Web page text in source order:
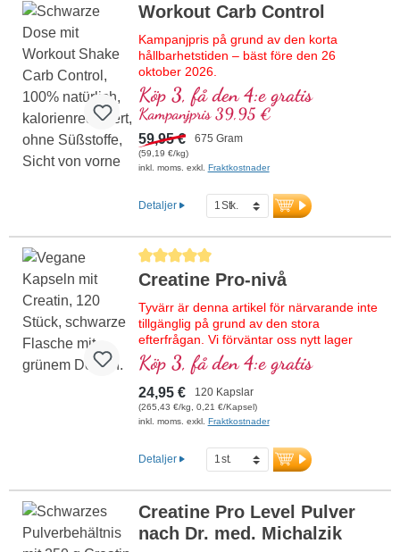
avslappning med hög mental klarhet
och fokusering. Vegansk, fri från
tillsatser och tillverkad i Tyskland – med
över 20 års erfarenhet av utveckling av
vitalämnen. Aluminiumfri försegling
garanterar högsta renhet och kvalitet.
mer information om Alpha Mood
Pro Level
Workout Carb Control
Kampanjpris på grund av den korta
hållbarhetstiden – bäst före den 26
oktober 2026.
Den ultimata formulan för alla som ställer
högsta krav på sin träningsprodukt!
Innehåller hela spektrumet av essentiella
aminosyror (EAA) och grenade
aminosyror (BCAA), kombinerat med
acetyl-L-karnitin som stöd för
energiförsörjningen. Utan konstgjorda
– i stället med naturlig Bourbon-vanilj,
erytritol och stevia. Med D-pinitol för
optimerad biotillgänglighet av
producerad i Tyskland – högsta kvalitet för
din träning.
Mer information om Workout Carb
Control
Köp 3, få den 4:e gratis
Kampanjpris 39,95 €
59,95 € 675 Gram
(59,19 €/kg)
inkl. moms. exkl. Fraktkostnader
Detaljer
Genomsnittligt betyg på 5 av 5 stjärnor
Creatine Pro-nivå
Tyvärr är denna artikel för närvarande inte
tillgänglig på grund av den stora
efterfrågan. Vi förväntar oss nytt lager
under kalendervecka 33/2026.
Högkvalitativt kreatinmonohydrat med D-
pinitol för optimal biotillgänglighet. Stödjer
målinriktat den fysiska
träningspass. Kombinationen med D-
pinitol bidrar till ett förbättrat upptag av
uthållighetssport samt
muskelåterhämtning. 100 % rent, utan
Köp 3, få den 4:e gratis
24,95 € 120 Kapslar
(265,43 €/kg, 0,21 €/Kapsel)
inkl. moms. exkl. Fraktkostnader
Detaljer
Creatine Pro Level Pulver
nach Dr. med. Michalzik